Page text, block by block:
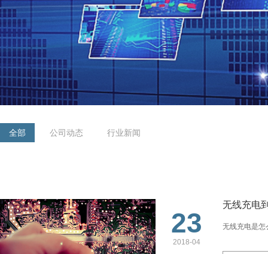
全部 公司动态 行业新闻
23
2018-04
无线充电
无线充电是怎